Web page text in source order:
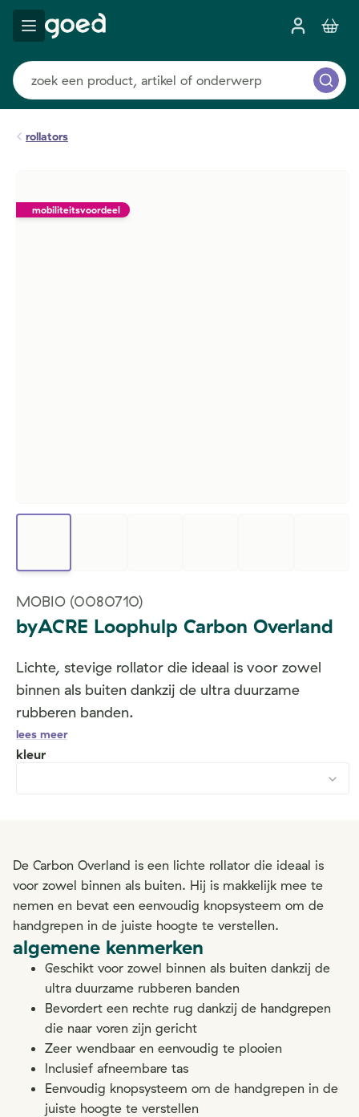
rollators
mobiliteitsvoordeel
MOBIO (0080710)
byACRE Loophulp Carbon Overland
Lichte, stevige rollator die ideaal is voor zowel
binnen als buiten dankzij de ultra duurzame
rubberen banden.
lees meer
kleur
De Carbon Overland is een lichte rollator die ideaal is
voor zowel binnen als buiten. Hij is makkelijk mee te
nemen en bevat een eenvoudig knopsysteem om de
handgrepen in de juiste hoogte te verstellen.
algemene kenmerken
Geschikt voor zowel binnen als buiten dankzij de
ultra duurzame rubberen banden
Bevordert een rechte rug dankzij de handgrepen
die naar voren zijn gericht
Zeer wendbaar en eenvoudig te plooien
Inclusief afneembare tas
Eenvoudig knopsysteem om de handgrepen in de
juiste hoogte te verstellen